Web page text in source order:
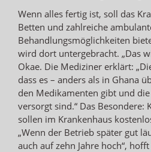
Wenn alles fertig ist, soll das
Betten und zahlreiche
Behandlungsmöglichkeiten
wird dort untergebracht. „Das
Okae. Die Mediziner erklärt:
dass es – anders als in Ghana
den Medikamenten gibt und
versorgt sind.“ Das Besondere:
sollen im Krankenhaus
„Wenn der Betrieb später gut
auch auf zehn Jahre hoch“,